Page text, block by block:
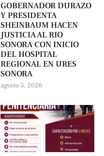
GOBERNADOR DURAZO
Y PRESIDENTA
SHEINBAUM HACEN
JUSTICIA AL RIO
SONORA CON INICIO
DEL HOSPITAL
REGIONAL EN URES
SONORA
agosto 5, 2026